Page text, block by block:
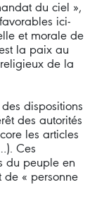
du ciel »,
ici-
et morale de
la paix au
de la
dispositions
des autorités
les articles
Ces
du peuple en
de « personne